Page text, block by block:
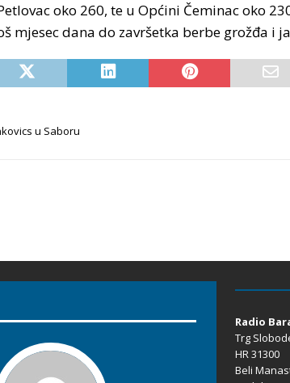
oko 260, te u Općini Čeminac oko
mjesec dana do završetka berbe grožđa i
u Saboru
Radio
Trg
HR 31300
Beli